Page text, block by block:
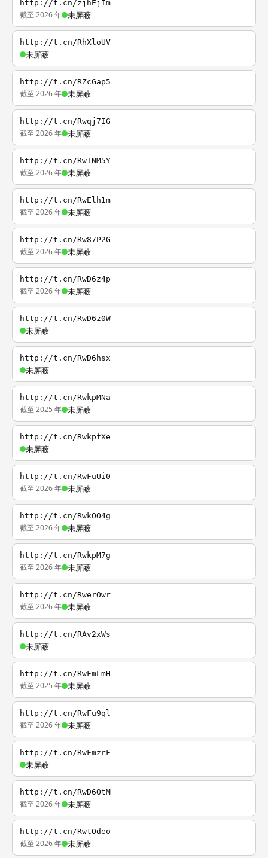
http://t.cn/zjhEjIm
截至 2026 年 未屏蔽
http://t.cn/RhXloUV
未屏蔽
http://t.cn/RZcGap5
截至 2026 年 未屏蔽
http://t.cn/Rwqj7IG
截至 2026 年 未屏蔽
http://t.cn/RwINM5Y
截至 2026 年 未屏蔽
http://t.cn/RwElh1m
截至 2026 年 未屏蔽
http://t.cn/Rw87P2G
截至 2026 年 未屏蔽
http://t.cn/RwD6z4p
截至 2026 年 未屏蔽
http://t.cn/RwD6z0W
未屏蔽
http://t.cn/RwD6hsx
未屏蔽
http://t.cn/RwkpMNa
截至 2025 年 未屏蔽
http://t.cn/RwkpfXe
未屏蔽
http://t.cn/RwFuUi0
截至 2026 年 未屏蔽
http://t.cn/RwkOO4g
截至 2026 年 未屏蔽
http://t.cn/RwkpM7g
截至 2026 年 未屏蔽
http://t.cn/RwerOwr
截至 2026 年 未屏蔽
http://t.cn/RAv2xWs
未屏蔽
http://t.cn/RwFmLmH
截至 2025 年 未屏蔽
http://t.cn/RwFu9ql
截至 2026 年 未屏蔽
http://t.cn/RwFmzrF
未屏蔽
http://t.cn/RwD6OtM
截至 2026 年 未屏蔽
http://t.cn/RwtOdeo
截至 2026 年 未屏蔽